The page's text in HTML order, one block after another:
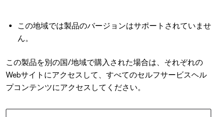
この地域では製品のバージョンはサポートされていませ
ん。
この製品を別の国/地域で購入された場合は、それぞれの
Webサイトにアクセスして、すべてのセルフサービスヘル
プコンテンツにアクセスしてください。